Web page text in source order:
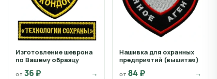
Изготовление шеврона
по Вашему образцу
от 36 ₽ →
Нашивка для охранных
предприятий (вышитая)
от 84 ₽ →